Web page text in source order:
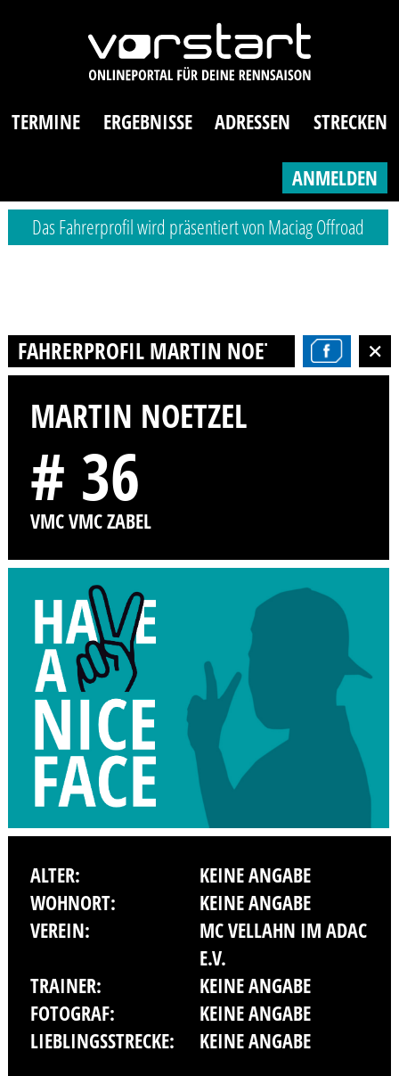
TERMINE ERGEBNISSE ADRESSEN STRECKEN
ANMELDEN
Das Fahrerprofil wird präsentiert von Maciag Offroad
FAHRERPROFIL MARTIN NOETZEL
MARTIN NOETZEL
# 36
VMC VMC ZABEL
ALTER:
KEINE ANGABE
WOHNORT:
KEINE ANGABE
VEREIN:
MC VELLAHN IM ADAC
E.V.
TRAINER:
KEINE ANGABE
FOTOGRAF:
KEINE ANGABE
LIEBLINGSSTRECKE:
KEINE ANGABE